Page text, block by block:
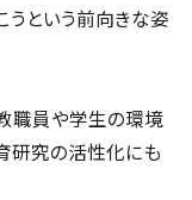
うという前向きな姿
職員や学生の環境
研究の活性化にも